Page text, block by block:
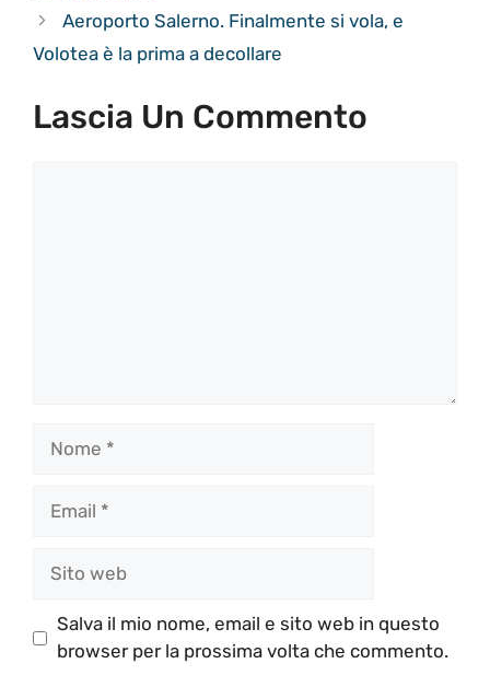
Aeroporto Salerno. Finalmente si vola, e
Volotea è la prima a decollare
Lascia Un Commento
Salva il mio nome, email e sito web in questo
browser per la prossima volta che commento.